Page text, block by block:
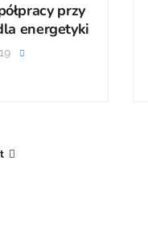
przy
energetyki